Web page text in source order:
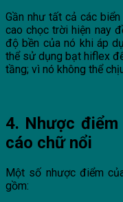
Gần như tất cả các
cao chọc trời hiện nay
độ bền của nó khi áp
thể sử dụng bạt hiflex
tầng; vì nó không thể
4. Nhược
cáo chữ nổi
Một số nhược điểm
gồm: